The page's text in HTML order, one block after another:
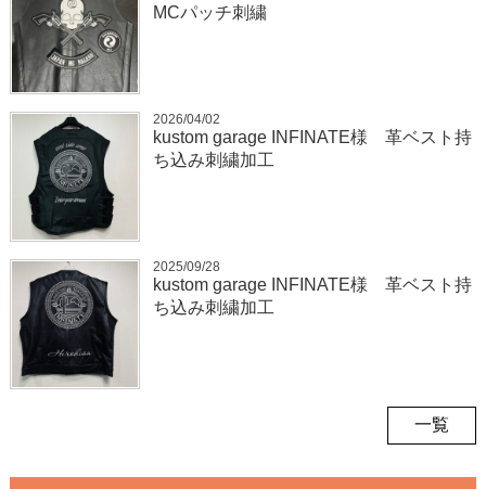
MCパッチ刺繍
2026/04/02
kustom garage INFINATE様 革ベスト持
ち込み刺繍加工
2025/09/28
kustom garage INFINATE様 革ベスト持
ち込み刺繍加工
一覧